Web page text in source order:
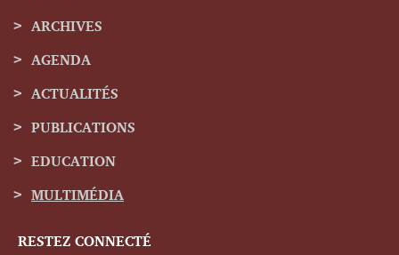
Menu
de
navigation
ARCHIVES
AGENDA
ACTUALITÉS
PUBLICATIONS
EDUCATION
MULTIMÉDIA
RESTEZ CONNECTÉ